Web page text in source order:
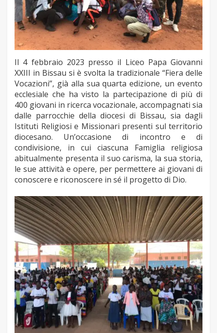
Il 4 febbraio 2023 presso il Liceo Papa Giovanni
XXIII in Bissau si è svolta la tradizionale “Fiera delle
Vocazioni”, già alla sua quarta edizione, un evento
ecclesiale che ha visto la partecipazione di più di
400 giovani in ricerca vocazionale, accompagnati sia
dalle parrocchie della diocesi di Bissau, sia dagli
Istituti Religiosi e Missionari presenti sul territorio
diocesano. Un’occasione di incontro e di
condivisione, in cui ciascuna Famiglia religiosa
abitualmente presenta il suo carisma, la sua storia,
le sue attività e opere, per permettere ai giovani di
conoscere e riconoscere in sé il progetto di Dio.